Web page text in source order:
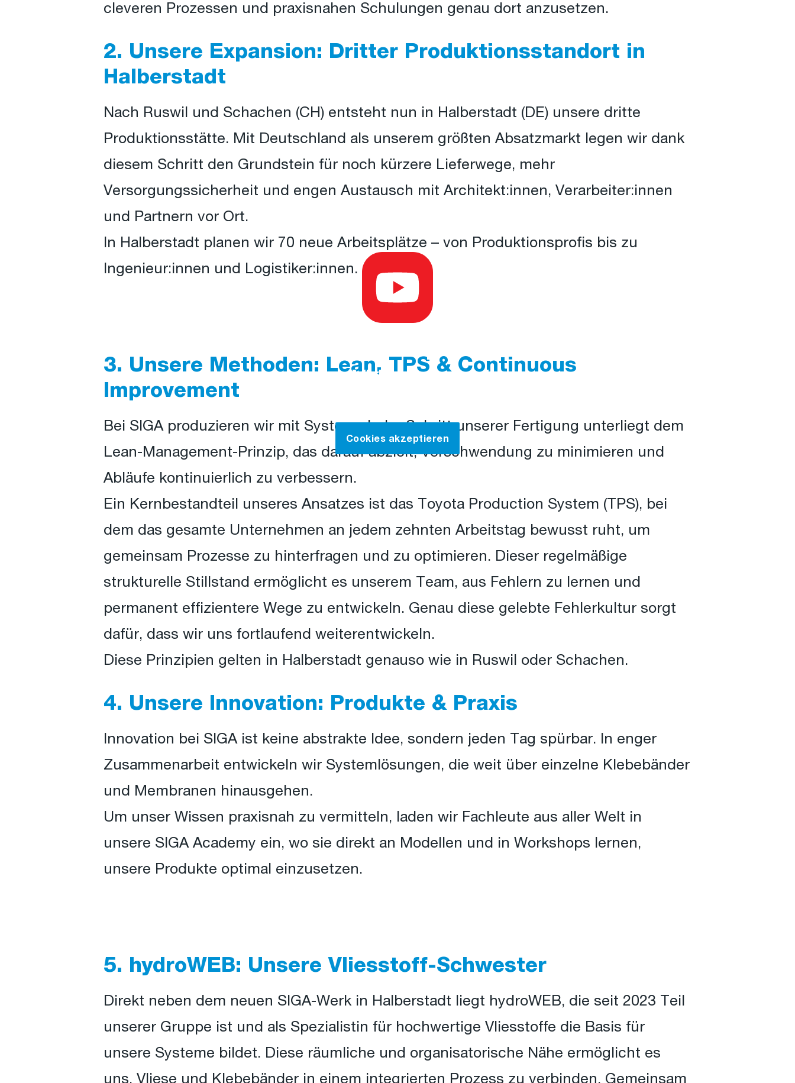
cleveren Prozessen und praxisnahen Schulungen genau dort anzusetzen.
2. Unsere Expansion: Dritter Produktionsstandort in
Halberstadt
Nach Ruswil und Schachen (CH) entsteht nun in Halberstadt (DE) unsere dritte
Produktionsstätte. Mit Deutschland als unserem größten Absatzmarkt legen wir dank
diesem Schritt den Grundstein für noch kürzere Lieferwege, mehr
Versorgungssicherheit und engen Austausch mit Architekt:innen, Verarbeiter:innen
und Partnern vor Ort.
In Halberstadt planen wir 70 neue Arbeitsplätze – von Produktionsprofis bis zu
Ingenieur:innen und Logistiker:innen.
um das Video anzusehen
Cookies akzeptieren
3. Unsere Methoden: Lean, TPS & Continuous
Improvement
Bei SIGA produzieren wir mit System: Jeder Schritt unserer Fertigung unterliegt dem
Lean-Management-Prinzip, das darauf abzielt, Verschwendung zu minimieren und
Abläufe kontinuierlich zu verbessern.
Ein Kernbestandteil unseres Ansatzes ist das Toyota Production System (TPS), bei
dem das gesamte Unternehmen an jedem zehnten Arbeitstag bewusst ruht, um
gemeinsam Prozesse zu hinterfragen und zu optimieren. Dieser regelmäßige
strukturelle Stillstand ermöglicht es unserem Team, aus Fehlern zu lernen und
permanent effizientere Wege zu entwickeln. Genau diese gelebte Fehlerkultur sorgt
dafür, dass wir uns fortlaufend weiterentwickeln.
Diese Prinzipien gelten in Halberstadt genauso wie in Ruswil oder Schachen.
4. Unsere Innovation: Produkte & Praxis
Innovation bei SIGA ist keine abstrakte Idee, sondern jeden Tag spürbar. In enger
Zusammenarbeit entwickeln wir Systemlösungen, die weit über einzelne Klebebänder
und Membranen hinausgehen.
Um unser Wissen praxisnah zu vermitteln, laden wir Fachleute aus aller Welt in
unsere SIGA Academy ein, wo sie direkt an Modellen und in Workshops lernen,
unsere Produkte optimal einzusetzen.
5. hydroWEB: Unsere Vliesstoff-Schwester
Direkt neben dem neuen SIGA-Werk in Halberstadt liegt hydroWEB, die seit 2023 Teil
unserer Gruppe ist und als Spezialistin für hochwertige Vliesstoffe die Basis für
unsere Systeme bildet. Diese räumliche und organisatorische Nähe ermöglicht es
uns, Vliese und Klebebänder in einem integrierten Prozess zu verbinden. Gemeinsam